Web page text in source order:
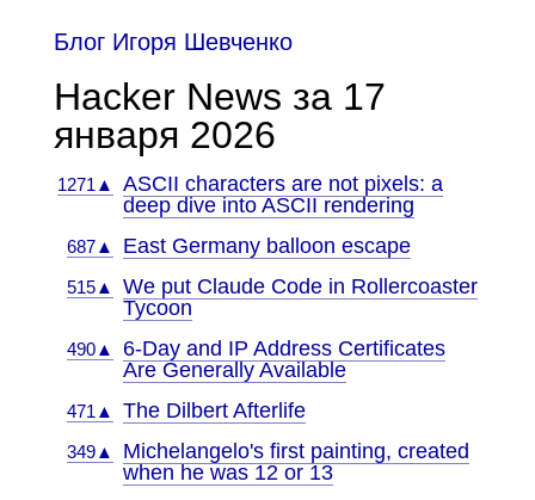
Блог Игоря Шевченко
Hacker News за 17
января 2026
1271▲
ASCII characters are not pixels: a
deep dive into ASCII rendering
687▲ East Germany balloon escape
515▲
We put Claude Code in Rollercoaster
Tycoon
490▲
6-Day and IP Address Certificates
Are Generally Available
471▲ The Dilbert Afterlife
349▲
Michelangelo's first painting, created
when he was 12 or 13